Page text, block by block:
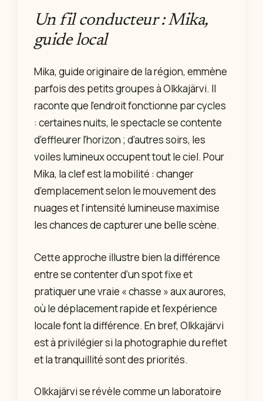
Un fil conducteur : Mika,
guide local
Mika, guide originaire de la région, emmène
parfois des petits groupes à Olkkajärvi. Il
raconte que l’endroit fonctionne par cycles
: certaines nuits, le spectacle se contente
d’effleurer l’horizon ; d’autres soirs, les
voiles lumineux occupent tout le ciel. Pour
Mika, la clef est la mobilité : changer
d’emplacement selon le mouvement des
nuages et l’intensité lumineuse maximise
les chances de capturer une belle scène.
Cette approche illustre bien la différence
entre se contenter d’un spot fixe et
pratiquer une vraie « chasse » aux aurores,
où le déplacement rapide et l’expérience
locale font la différence. En bref, Olkkajärvi
est à privilégier si la photographie du reflet
et la tranquillité sont des priorités.
Olkkajärvi se révèle comme un laboratoire